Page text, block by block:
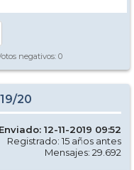
negativos: 0
20
Enviado: 12-11-2019 09:52
Registrado: 15 años antes
Mensajes: 29.692